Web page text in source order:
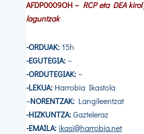
AFDP0009OH– RCP eta DEA
laguntzak
-ORDUAK:15h
-EGUTEGIA:–
-ORDUTEGIAK:–
-LEKUA: Harrobia Ikastola
–NORENTZAK: Langileentzat
-HIZKUNTZA:Gazteleraz
-EMAILA: ikasi@harrobia.net